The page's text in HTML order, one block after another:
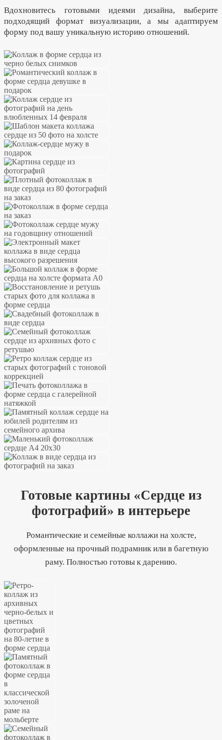
Вдохновитесь готовыми идеями дизайна, выберите
подходящий формат визуализации, а мы адаптируем
форму под вашу уникальную историю отношений.
Готовые картины «Сердце из
фотографий» в интерьере
Романтические и семейные коллажи на холсте,
оформленные на прочный подрамник или в багетную
раму. Полностью готовы к дарению.